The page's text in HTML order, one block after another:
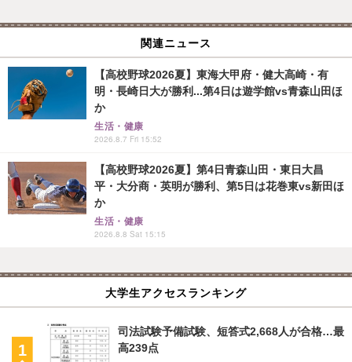
関連ニュース
【高校野球2026夏】東海大甲府・健大高崎・有
明・長崎日大が勝利...第4日は遊学館vs青森山田ほ
か
生活・健康
2026.8.7 Fri 15:52
【高校野球2026夏】第4日青森山田・東日大昌
平・大分商・英明が勝利、第5日は花巻東vs新田ほ
か
生活・健康
2026.8.8 Sat 15:15
大学生アクセスランキング
司法試験予備試験、短答式2,668人が合格…最
高239点